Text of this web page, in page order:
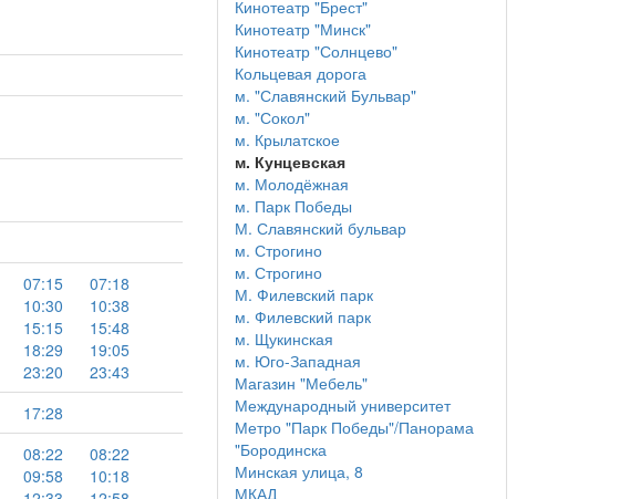
07:15
07:18
10:30
10:38
15:15
15:48
18:29
19:05
23:20
23:43
17:28
08:22
08:22
09:58
10:18
Кинотеатр "Брест"
Кинотеатр "Минск"
Кинотеатр "Солнцево"
Кольцевая дорога
м. "Славянский Бульвар"
м. "Сокол"
м. Крылатское
м. Кунцевская
м. Молодёжная
м. Парк Победы
М. Славянский бульвар
м. Строгино
м. Строгино
М. Филевский парк
м. Филевский парк
м. Щукинская
м. Юго-Западная
Магазин "Мебель"
Международный университет
Метро "Парк Победы"/Панорама
"Бородинска
Минская улица, 8
МКАД